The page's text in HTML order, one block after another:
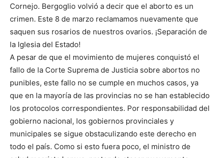
Cornejo. Bergoglio volvió a decir que el aborto es un
crimen. Este 8 de marzo reclamamos nuevamente que
saquen sus rosarios de nuestros ovarios. ¡Separación de
la Iglesia del Estado!
A pesar de que el movimiento de mujeres conquistó el
fallo de la Corte Suprema de Justicia sobre abortos no
punibles, este fallo no se cumple en muchos casos, ya
que en la mayoría de las provincias no se han establecido
los protocolos correspondientes. Por responsabilidad del
gobierno nacional, los gobiernos provinciales y
municipales se sigue obstaculizando este derecho en
todo el país. Como si esto fuera poco, el ministro de